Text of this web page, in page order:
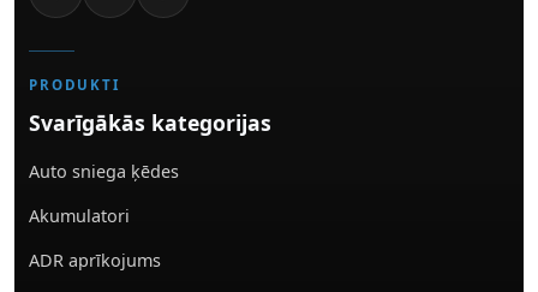
PRODUKTI
Svarīgākās kategorijas
Auto sniega ķēdes
Akumulatori
ADR aprīkojums